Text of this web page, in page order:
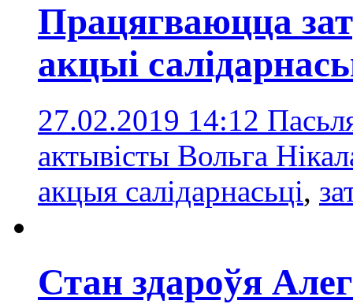
Працягваюцца
акцыі
27.02.2019 14:12
актывісты Вольга
акцыя салідарнасьці,
Стан здароўя